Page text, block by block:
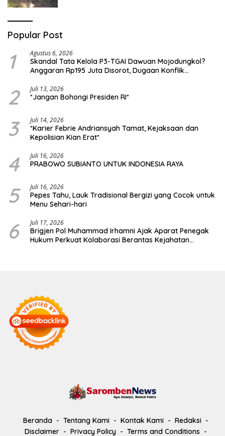
Popular Post
1 Agustus 6, 2026
Skandal Tata Kelola P3-TGAI Dawuan Mojodungkol?
Anggaran Rp195 Juta Disorot, Dugaan Konflik
2 Juli 13, 2026
*Jangan Bohongi Presiden RI*
3 Juli 14, 2026
*Karier Febrie Andriansyah Tamat, Kejaksaan dan
Kepolisian Kian Erat*
4 Juli 16, 2026
PRABOWO SUBIANTO UNTUK INDONESIA RAYA
5 Juli 16, 2026
Pepes Tahu, Lauk Tradisional Bergizi yang Cocok untuk
Menu Sehari-hari
6 Juli 17, 2026
Brigjen Pol Muhammad Irhamni Ajak Aparat Penegak
Hukum Perkuat Kolaborasi Berantas Kejahatan
Beranda Tentang Kami Kontak Kami
Redaksi
Disclaimer
Privacy Policy Terms and Conditions